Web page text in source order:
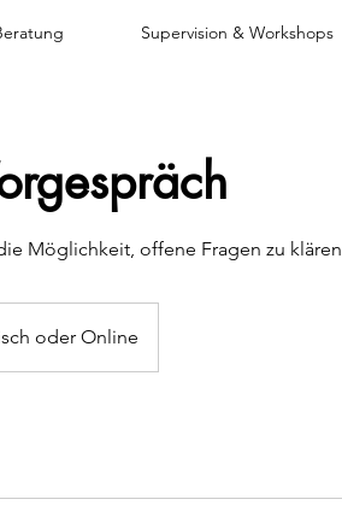
Supervision & Workshops
Möglichkeit, offene Fragen zu klären
oder Online